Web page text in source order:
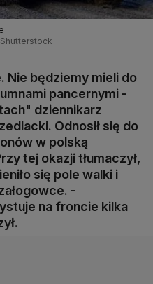
Shutterstock
Nie będziemy mieli do
pancernymi -
dziennikarz
Odnosił się do
w polską
tej okazji tłumaczył,
się pole walki i
-
na froncie kilka